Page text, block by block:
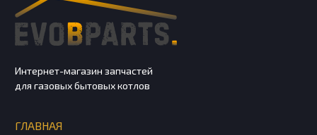
Интернет-магазин запчастей
для газовых бытовых котлов
ГЛАВНАЯ